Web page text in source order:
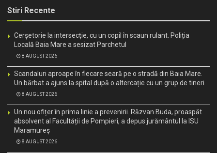
Stiri Recente
Cerșetorie la intersecție, cu un copil în scaun rulant. Poliția
Locală Baia Mare a sesizat Parchetul
8 AUGUST 2026
Scandaluri aproape în fiecare seară pe o stradă din Baia Mare.
Un bărbat a ajuns la spital după o altercație cu un grup de tineri
8 AUGUST 2026
Un nou ofițer în prima linie a prevenirii. Răzvan Buda, proaspăt
absolvent al Facultății de Pompieri, a depus jurământul la ISU
Maramureș
8 AUGUST 2026